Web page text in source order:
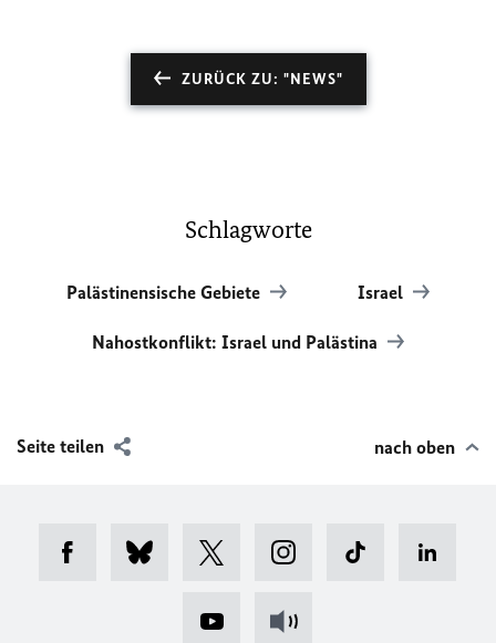
ZURÜCK ZU: "NEWS"
Schlagworte
Palästinensische Gebiete Israel
Nahostkonflikt: Israel und Palästina
Seite teilen nach oben